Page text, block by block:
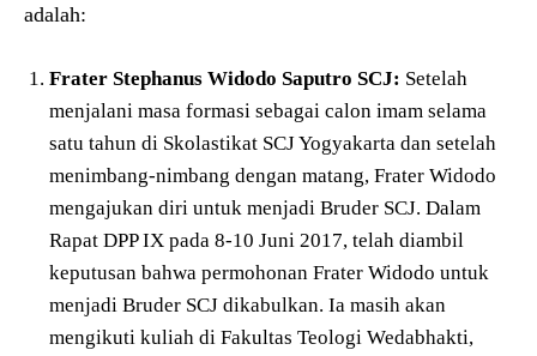
adalah:
Frater Stephanus Widodo Saputro SCJ: Setelah
menjalani masa formasi sebagai calon imam selama
satu tahun di Skolastikat SCJ Yogyakarta dan setelah
menimbang-nimbang dengan matang, Frater Widodo
mengajukan diri untuk menjadi Bruder SCJ. Dalam
Rapat DPP IX pada 8-10 Juni 2017, telah diambil
keputusan bahwa permohonan Frater Widodo untuk
menjadi Bruder SCJ dikabulkan. Ia masih akan
mengikuti kuliah di Fakultas Teologi Wedabhakti,